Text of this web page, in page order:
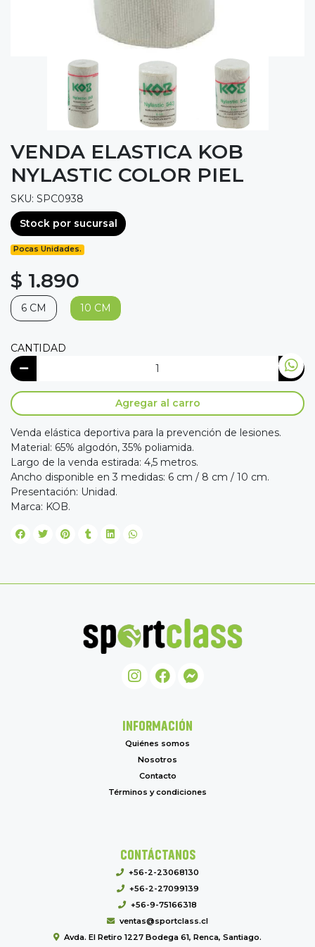
VENDA ELASTICA KOB
NYLASTIC COLOR PIEL
SKU: SPC0938
Stock por sucursal
Pocas Unidades.
$ 1.890
6 CM 10 CM
CANTIDAD
Agregar al carro
Venda elástica deportiva para la prevención de lesiones.
Material: 65% algodón, 35% poliamida.
Largo de la venda estirada: 4,5 metros.
Ancho disponible en 3 medidas: 6 cm / 8 cm / 10 cm.
Presentación: Unidad.
Marca: KOB.
INFORMACIÓN
Quiénes somos
Nosotros
Contacto
Términos y condiciones
CONTÁCTANOS
+56-2-23068130
+56-2-27099139
+56-9-75166318
ventas@sportclass.cl
Avda. El Retiro 1227 Bodega 61, Renca, Santiago.